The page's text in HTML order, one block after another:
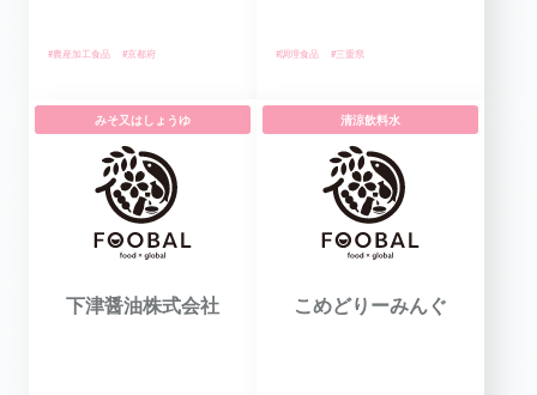
#農産加工食品 #京都府 #調理食品 #三重県
みそ又はしょうゆ
下津醤油株式会社
清涼飲料水
こめどりーみんぐ